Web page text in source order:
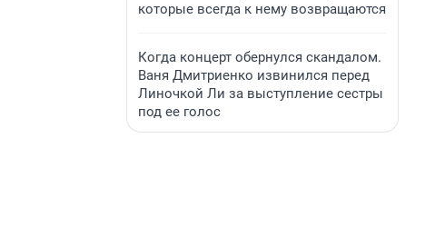
которые всегда к нему возвращаются
Когда концерт обернулся скандалом.
Ваня Дмитриенко извинился перед
Линочкой Ли за выступление сестры
под ее голос